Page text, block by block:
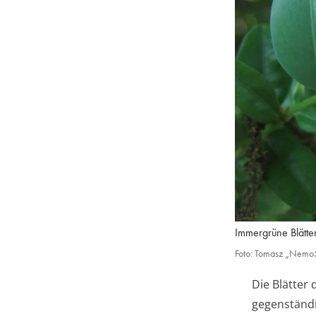
Immergrüne
Foto: Tomasz
Die Blätter